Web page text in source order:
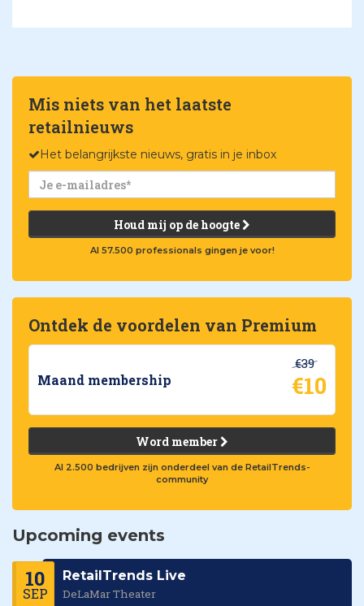
Mis niets van het laatste
retailnieuws
Het belangrijkste nieuws, gratis in je inbox
Houd mij op de hoogte
Al 57.500 professionals gingen je voor!
Ontdek de voordelen van Premium
Maand membership
€39
€10
Word member
Al 2.500 bedrijven zijn onderdeel van de RetailTrends-
community
Upcoming events
10
SEP
RetailTrends Live
DeLaMar Theater